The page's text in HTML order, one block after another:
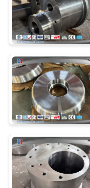
সাইট
ম্যাপ
PRIVACY
POLICY
Gear
Forged